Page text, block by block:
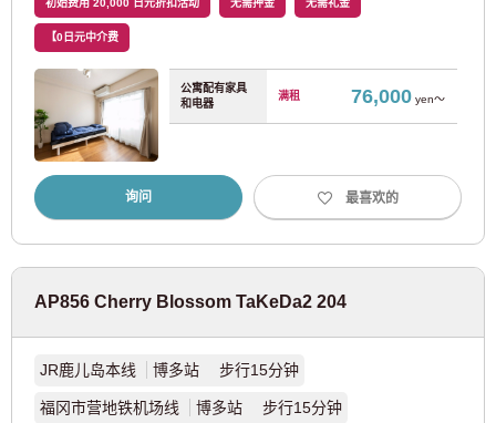
初始费用 20,000 日元折扣活动 无需押金 无需礼金
【0日元中介费
公寓配有家具
和电器
满租 76,000yen～
询问 最喜欢的
AP856 Cherry Blossom TaKeDa2 204
JR鹿儿岛本线 博多站 步行15分钟
福冈市营地铁机场线 博多站 步行15分钟